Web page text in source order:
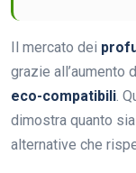
Il mercato dei
grazie all’aumento
eco-compatibili.
dimostra quanto
alternative che